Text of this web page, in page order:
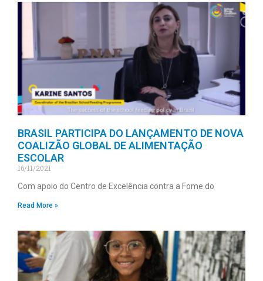
BRASIL PARTICIPA DO LANÇAMENTO DE NOVA
COALIZÃO GLOBAL DE ALIMENTAÇÃO
ESCOLAR
16/11/2021
Com apoio do Centro de Excelência contra a Fome do
Read More »